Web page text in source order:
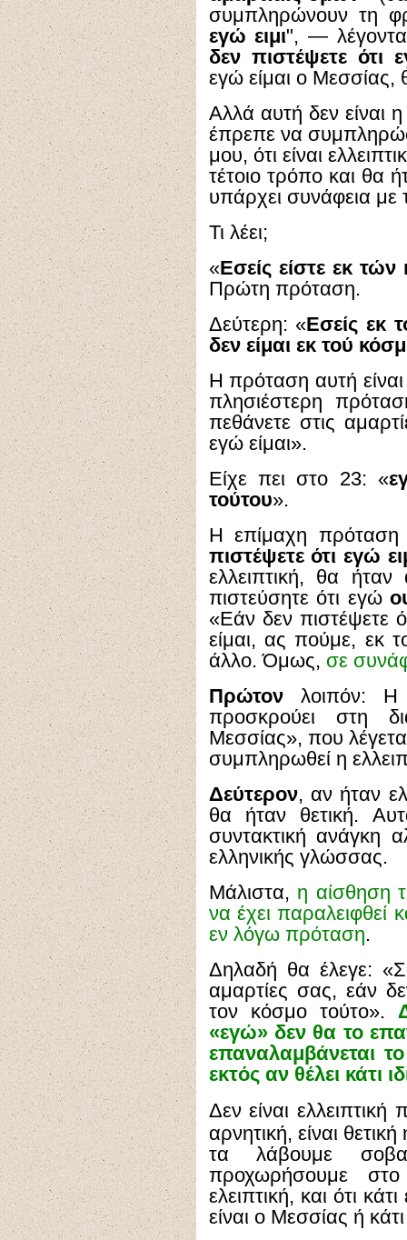
συμπληρώνουν τη
εγώ ειμι", —
δεν πιστέψετε ότι
εγώ είμαι ο Μεσσίας,
Αλλά αυτή δεν είναι
έπρεπε να
μου, ότι είναι
τέτοιο τρόπο και θα
υπάρχει συνάφεια με
Τι λέει;
«Εσείς είστε εκ
Πρώτη πρόταση.
Δεύτερη: «Εσείς εκ
δεν είμαι εκ τού
Η πρόταση αυτή είναι
πλησιέστερη
πεθάνετε στις
εγώ είμαι».
Είχε πει στο 23: «
τούτου».
Η επίμαχη
πιστέψετε ότι εγώ
ελλειπτική, θα
πιστεύσητε ότι εγώ
«Εάν δεν πιστέψετε
είμαι, ας πούμε, εκ
άλλο. Όμως, σε
Πρώτονλοιπόν: Η
προσκρούει στη
Μεσσίας», που
συμπληρωθεί η
Δεύτερον, αν ήταν
θα ήταν θετική.
συντακτική ανάγκη
ελληνικής γλώσσας.
Μάλιστα, η αίσθηση
να έχει παραλειφθεί
εν λόγω πρόταση.
Δηλαδή θα έλεγε:
αμαρτίες σας, εάν
τον κόσμο τούτο».
«εγώ» δεν θα το
επαναλαμβάνεται
εκτός αν θέλει κάτι
Δεν είναι ελλειπτική
αρνητική, είναι
τα λάβουμε
προχωρήσουμε
ελειπτική, και ότι
είναι ο Μεσσίας ή